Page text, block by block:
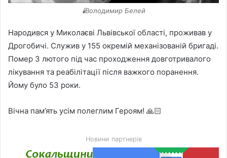
🕯️Володимир Белей
Народився у Миколаєві Львівської області, проживав у
Дрогобичі. Служив у 155 окремій механізованій бригаді.
Помер 3 лютого під час проходження довготривалого
лікування та реабілітації після важкого поранення.
Йому було 53 роки.
Вічна пам’ять усім полеглим Героям! 🙏🏻
Новини партнерів